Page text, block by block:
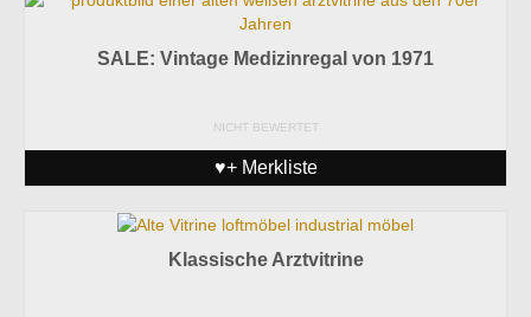
SALE: Vintage Medizinregal von 1971
NICHT BEWERTET
♥+ Merkliste
Klassische Arztvitrine